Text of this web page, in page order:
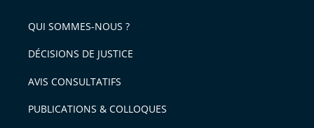
QUI SOMMES-NOUS ?
DÉCISIONS DE JUSTICE
AVIS CONSULTATIFS
PUBLICATIONS & COLLOQUES